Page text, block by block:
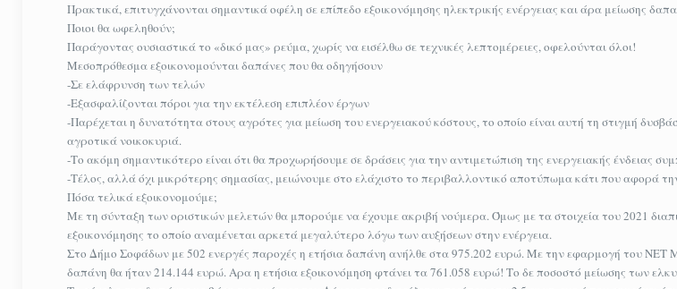
Πρακτικά, επιτυγχάνονται σημαντικά οφέλη σε επίπεδο εξοικονόμησης ηλεκτρικής ενέργειας και άρα μείωσης
Ποιοι θα ωφεληθούν;
Παράγοντας ουσιαστικά το «δικό μας» ρεύμα, χωρίς να εισέλθω σε τεχνικές λεπτομέρειες, οφελούνται όλοι!
Μεσοπρόθεσμα εξοικονομούνται δαπάνες που θα οδηγήσουν
-Σε ελάφρυνση των τελών
-Εξασφαλίζονται πόροι για την εκτέλεση επιπλέον έργων
-Παρέχεται η δυνατότητα στους αγρότες για μείωση του ενεργειακού κόστους, το οποίο είναι αυτή τη στιγμή
αγροτικά νοικοκυριά.
-Το ακόμη σημαντικότερο είναι ότι θα προχωρήσουμε σε δράσεις για την αντιμετώπιση της ενεργειακής ένδειας
-Τέλος, αλλά όχι μικρότερης σημασίας, μειώνουμε στο ελάχιστο το περιβαλλοντικό αποτύπωμα κάτι που αφορά
Πόσα τελικά εξοικονομούμε;
Με τη σύνταξη των οριστικών μελετών θα μπορούμε να έχουμε ακριβή νούμερα. Όμως με τα στοιχεία του 2021
εξοικονόμησης το οποίο αναμένεται αρκετά μεγαλύτερο λόγω των αυξήσεων στην ενέργεια.
Στο Δήμο Σοφάδων με 502 ενεργές παροχές η ετήσια δαπάνη ανήλθε στα 975.202 ευρώ. Με την εφαρμογή του NET
δαπάνη θα ήταν 214.144 ευρώ. Αρα η ετήσια εξοικονόμηση φτάνει τα 761.058 ευρώ! Το δε ποσοστό μείωσης των